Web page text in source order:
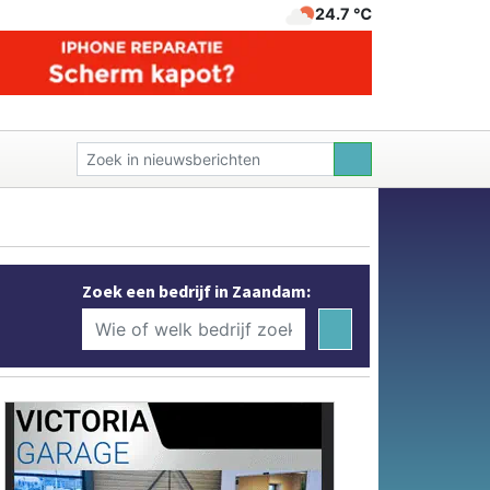
24.7 ℃
Zoek een bedrijf in Zaandam: